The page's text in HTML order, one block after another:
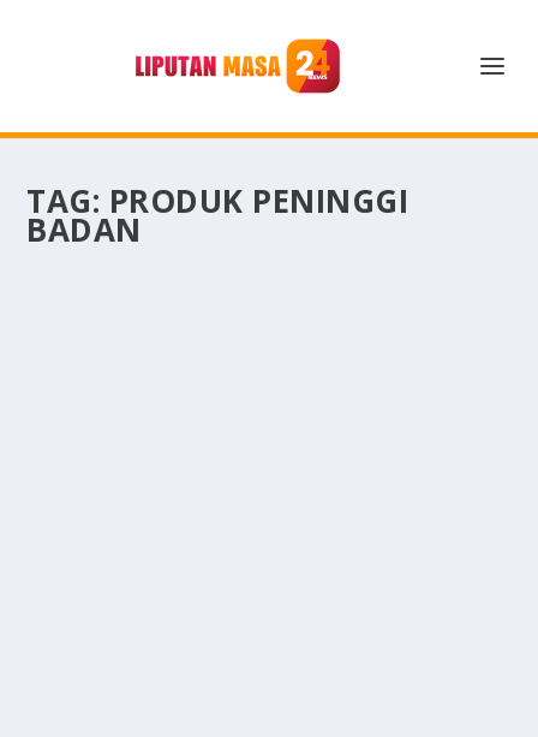
TAG: PRODUK PENINGGI
BADAN